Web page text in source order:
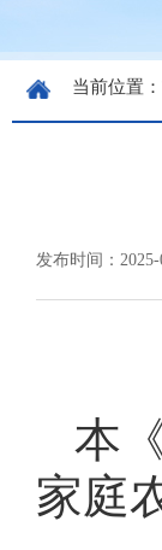
当前位置：
发布时间：
本
家庭